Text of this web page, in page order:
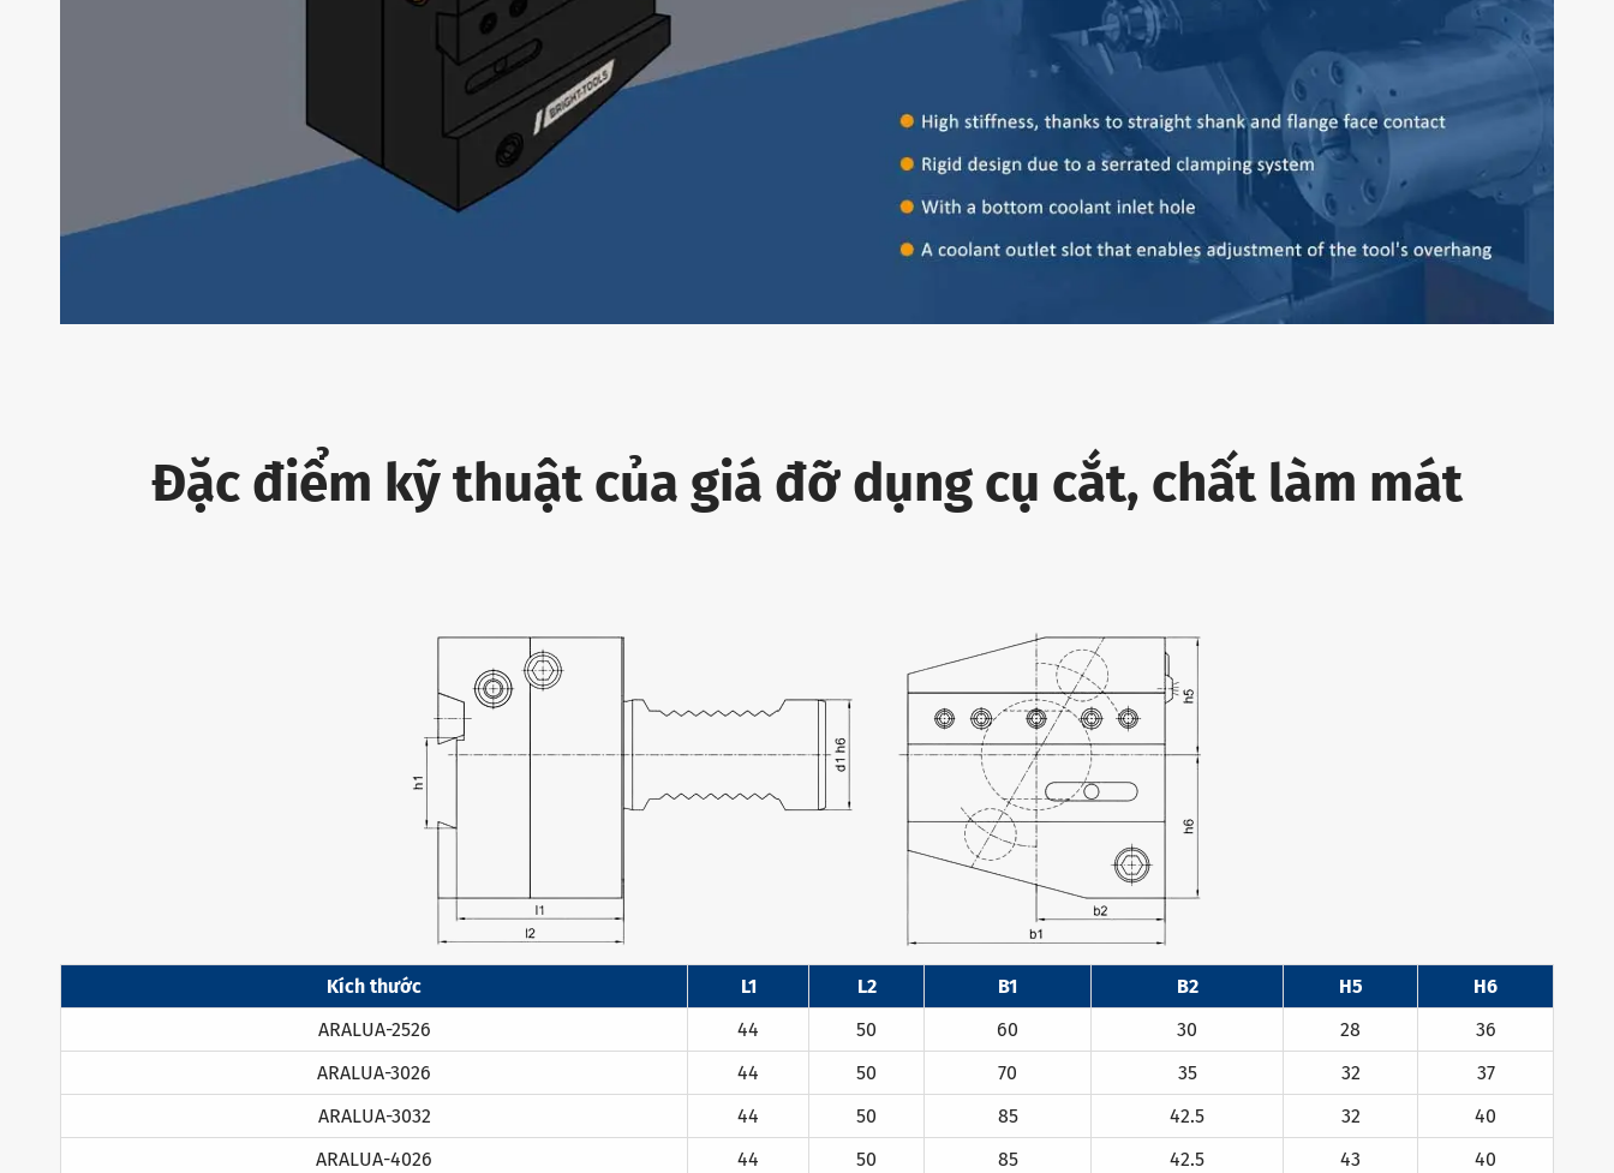
Đặc điểm kỹ thuật của giá đỡ dụng cụ cắt, chất làm mát
Kích thước L1 L2 B1 B2 H5
H6
ARALUA-2526
44 50 60 30 28
36
ARALUA-3026
44 50 70 35 32
37
ARALUA-3032
44 50 85 42.5 32
40
ARALUA-4026
44 50 85 42.5 43
40